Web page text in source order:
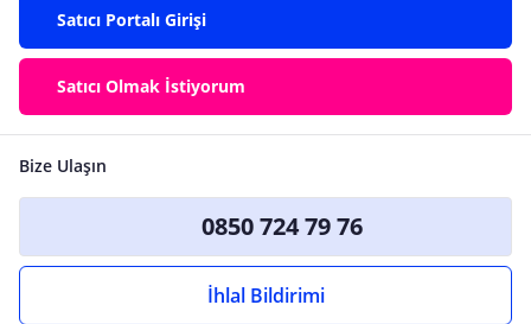
Satıcı Portalı Girişi
Satıcı Olmak İstiyorum
Bize Ulaşın
0850 724 79 76
İhlal Bildirimi